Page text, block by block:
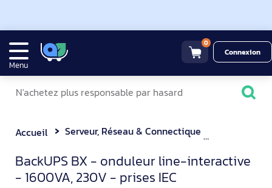
Menu
0
Connexion
Accueil Serveur, Réseau & Connectique
APC BX1600MI BackUPS
BackUPS BX - onduleur line-interactive
- 1600VA, 230V - prises IEC